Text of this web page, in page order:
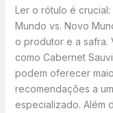
Ler o rótulo é
Mundo vs. Novo
o produtor e a safra.
como Cabernet
podem oferecer
recomendações a
especializado. Além